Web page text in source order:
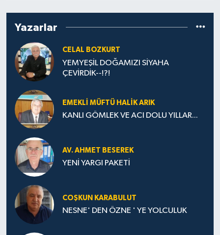
Yazarlar
CELAL BOZKURT
YEMYEŞİL DOĞAMIZI SİYAHA
ÇEVİRDİK--!?!
EMEKLI MÜFTÜ HALIK ARIK
KANLI GÖMLEK VE ACI DOLU YILLAR...
AV. AHMET BESEREK
YENİ YARGI PAKETİ
COŞKUN KARABULUT
NESNE' DEN ÖZNE ' YE YOLCULUK